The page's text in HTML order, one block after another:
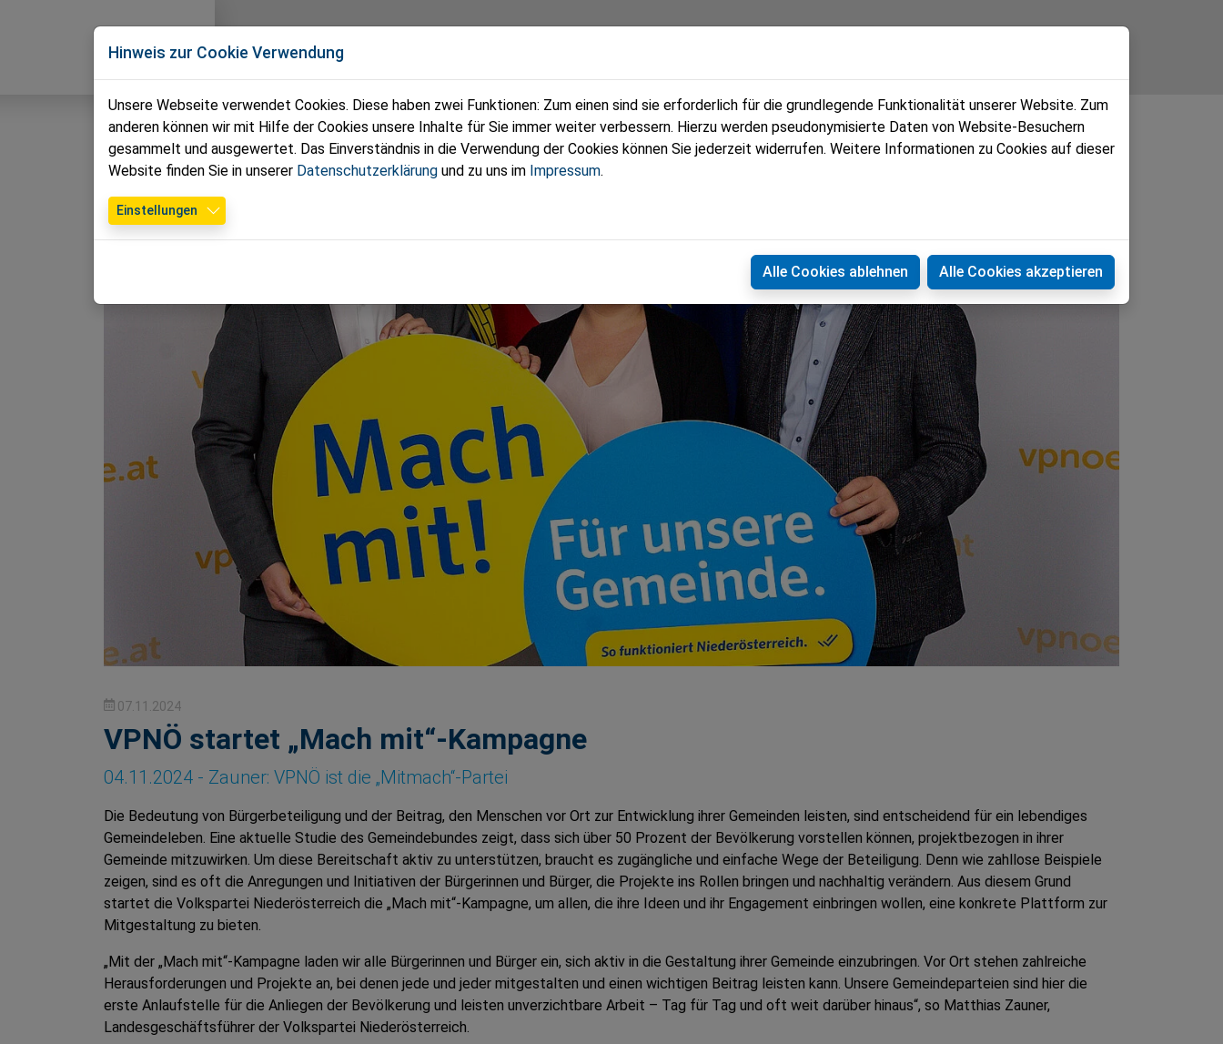
Wolfsgraben
News
07.11.2024
VPNÖ startet „Mach mit“-Kampagne
04.11.2024 - Zauner: VPNÖ ist die „Mitmach“-Partei
Die Bedeutung von Bürgerbeteiligung und der Beitrag, den Menschen vor Ort zur Entwicklung ihrer Gemeinden leisten, sind entscheidend für ein lebendiges
Gemeindeleben. Eine aktuelle Studie des Gemeindebundes zeigt, dass sich über 50 Prozent der Bevölkerung vorstellen können, projektbezogen in ihrer
Gemeinde mitzuwirken. Um diese Bereitschaft aktiv zu unterstützen, braucht es zugängliche und einfache Wege der Beteiligung. Denn wie zahllose Beispiele
zeigen, sind es oft die Anregungen und Initiativen der Bürgerinnen und Bürger, die Projekte ins Rollen bringen und nachhaltig verändern. Aus diesem Grund
startet die Volkspartei Niederösterreich die „Mach mit“-Kampagne, um allen, die ihre Ideen und ihr Engagement einbringen wollen, eine konkrete Plattform zur
Mitgestaltung zu bieten.
„Mit der „Mach mit“-Kampagne laden wir alle Bürgerinnen und Bürger ein, sich aktiv in die Gestaltung ihrer Gemeinde einzubringen. Vor Ort stehen zahlreiche
Herausforderungen und Projekte an, bei denen jede und jeder mitgestalten und einen wichtigen Beitrag leisten kann. Unsere Gemeindeparteien sind hier die
erste Anlaufstelle für die Anliegen der Bevölkerung und leisten unverzichtbare Arbeit – Tag für Tag und oft weit darüber hinaus“, so Matthias Zauner,
Landesgeschäftsführer der Volkspartei Niederösterreich.
Hinweis zur Cookie Verwendung
Unsere Webseite verwendet Cookies. Diese haben zwei Funktionen: Zum einen sind sie erforderlich für die grundlegende Funktionalität unserer Website. Zum
anderen können wir mit Hilfe der Cookies unsere Inhalte für Sie immer weiter verbessern. Hierzu werden pseudonymisierte Daten von Website-Besuchern
gesammelt und ausgewertet. Das Einverständnis in die Verwendung der Cookies können Sie jederzeit widerrufen. Weitere Informationen zu Cookies auf dieser
Website finden Sie in unserer Datenschutzerklärung und zu uns im Impressum.
Einstellungen
Alle Cookies ablehnen Alle Cookies akzeptieren